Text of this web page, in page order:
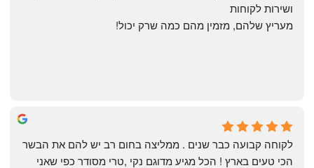
Shahaf Bendarker
6 months ago
ושירות לקוחות
מעריץ שלהם, מזמין מהם כמה שרק יכול!